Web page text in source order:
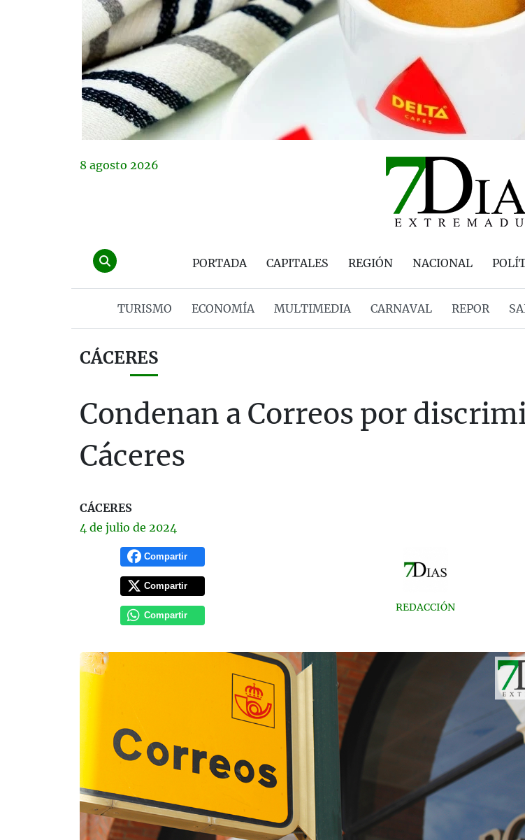
8 agosto 2026
PORTADA CAPITALES REGIÓN NACIONAL
TURISMO ECONOMÍA MULTIMEDIA CARNAVAL REPOR
CÁCERES
Condenan a Correos por
Cáceres
CÁCERES
4 de julio de 2024
Compartir
Compartir
Compartir
REDACCIÓN